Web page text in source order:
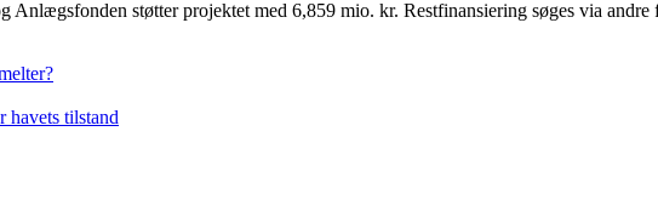
støtter projektet med 6,859 mio. kr. Restfinansiering søges via andre
havets tilstand